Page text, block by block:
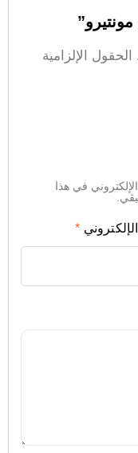
الحقول الإلزامية
الإلكتروني *
في هذا